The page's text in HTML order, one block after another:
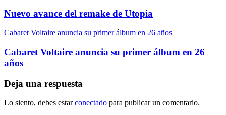
Nuevo avance del remake de Utopia
Cabaret Voltaire anuncia su primer álbum en 26 años
Cabaret Voltaire anuncia su primer álbum en 26
años
Deja una respuesta
Lo siento, debes estarconectado para publicar un comentario.